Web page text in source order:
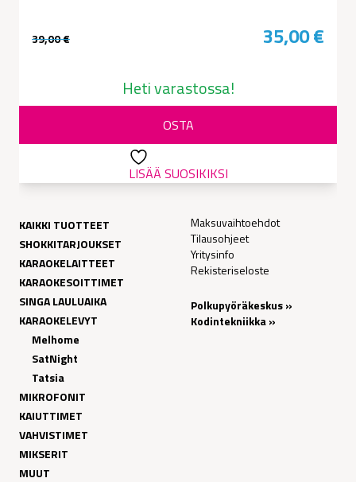
KAIKKI TUOTTEET
SHOKKITARJOUKSET
KARAOKELAITTEET
KARAOKESOITTIMET
SINGA LAULUAIKA
KARAOKELEVYT
Melhome
SatNight
Tatsia
MIKROFONIT
KAIUTTIMET
VAHVISTIMET
MIKSERIT
MUUT
Maksuvaihtoehdot
Tilausohjeet
Yritysinfo
Rekisteriseloste
Polkupyöräkeskus »
Kodintekniikka »
39,00€
oli:
35,00€
on:
Heti varastossa!
OSTA
LISÄÄ SUOSIKIKSI